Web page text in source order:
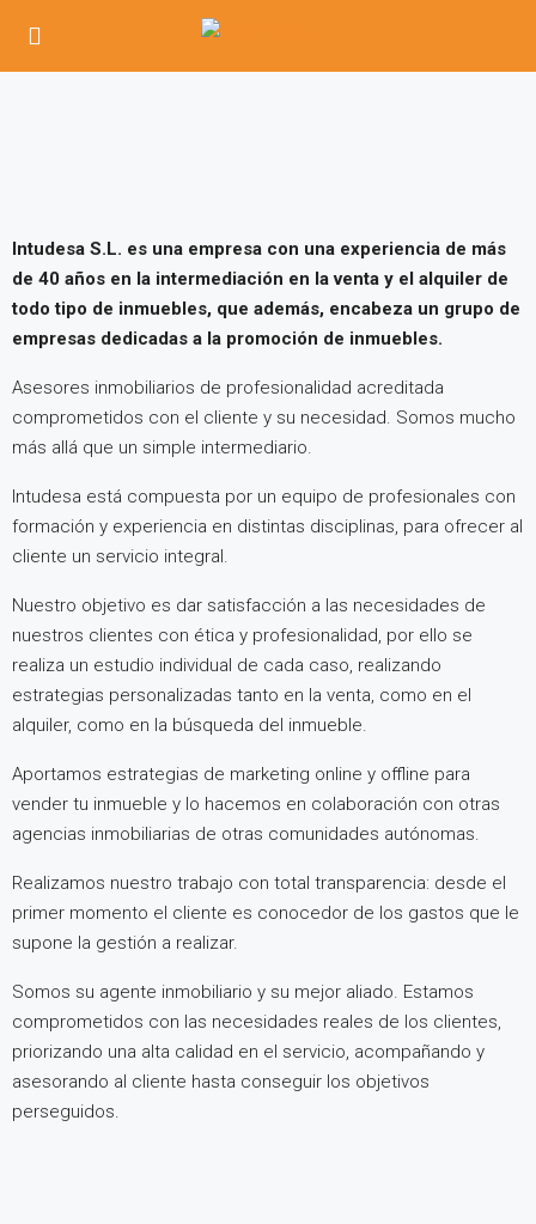
Intudesa S.L. es una empresa con una experiencia de más
de 40 años en la intermediación en la venta y el alquiler de
todo tipo de inmuebles, que además, encabeza un grupo de
empresas dedicadas a la promoción de inmuebles.
Asesores inmobiliarios de profesionalidad acreditada
comprometidos con el cliente y su necesidad. Somos mucho
más allá que un simple intermediario.
Intudesa está compuesta por un equipo de profesionales con
formación y experiencia en distintas disciplinas, para ofrecer al
cliente un servicio integral.
Nuestro objetivo es dar satisfacción a las necesidades de
nuestros clientes con ética y profesionalidad, por ello se
realiza un estudio individual de cada caso, realizando
estrategias personalizadas tanto en la venta, como en el
alquiler, como en la búsqueda del inmueble.
Aportamos estrategias de marketing online y offline para
vender tu inmueble y lo hacemos en colaboración con otras
agencias inmobiliarias de otras comunidades autónomas.
Realizamos nuestro trabajo con total transparencia: desde el
primer momento el cliente es conocedor de los gastos que le
supone la gestión a realizar.
Somos su agente inmobiliario y su mejor aliado. Estamos
comprometidos con las necesidades reales de los clientes,
priorizando una alta calidad en el servicio, acompañando y
asesorando al cliente hasta conseguir los objetivos
perseguidos.